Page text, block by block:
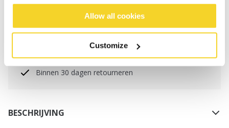
Allow all cookies
Customize
Bestellingen die op werkdagen vóór 12:00 uur
worden geplaatst, worden dezelfde dag verzonden
Gratis verzending voor orders boven € 50,- binnen
NL
Binnen 30 dagen retourneren
BESCHRIJVING